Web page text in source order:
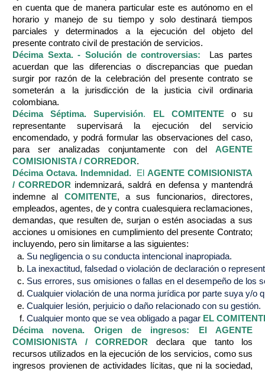
en cuenta que de manera particular este es autónomo en el
horario y manejo de su tiempo y solo destinará tiempos
parciales y determinados a la ejecución del objeto del
presente contrato civil de prestación de servicios.
Décima Sexta. - Solución de controversias:
Las partes
acuerdan que las diferencias o discrepancias que puedan
surgir por razón de la celebración del presente contrato se
someterán a la jurisdicción de la justicia civil ordinaria
colombiana.
Décima Séptima. Supervisión. EL COMITENTEo su
representante supervisará la ejecución del servicio
encomendado, y podrá formular las observaciones del caso,
para ser analizadas conjuntamente con del AGENTE
COMISIONISTA / CORREDOR.
Décima Octava. Indemnidad.
ElAGENTE COMISIONISTA
/ CORREDOR indemnizará, saldrá en defensa y mantendrá
indemne al COMITENTE, a sus funcionarios, directores,
empleados, agentes, de y contra cualesquiera reclamaciones,
demandas, que resulten de, surjan o estén asociadas a sus
acciones u omisiones en cumplimiento del presente Contrato;
incluyendo, pero sin limitarse a las siguientes:
Su negligencia o su conducta intencional inapropiada.
La inexactitud, falsedad o violación de declaración o
Sus errores, sus omisiones o fallas en el desempeño de los
Cualquier violación de una norma jurídica por parte suya y/o
Cualquier lesión, perjuicio o daño relacionado con su gestión.
Cualquier monto que se vea obligado a pagar EL
Décima novena. Origen de ingresos:
El AGENTE
COMISIONISTA / CORREDOR
declara que tanto los
recursos utilizados en la ejecución de los servicios, como sus
ingresos provienen de actividades lícitas, que ni la sociedad,